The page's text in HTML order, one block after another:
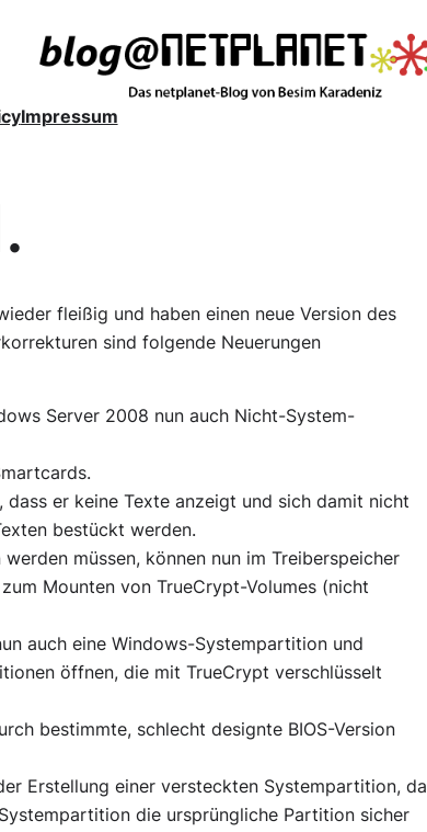
Impressum
fleißig und haben einen neue Version des
sind folgende Neuerungen
Server 2008 nun auch Nicht-System-
er keine Texte anzeigt und sich damit nicht
bestückt werden.
müssen, können nun im Treiberspeicher
Mounten von TrueCrypt-Volumes (nicht
auch eine Windows-Systempartition und
öffnen, die mit TrueCrypt verschlüsselt
bestimmte, schlecht designte BIOS-Version
Erstellung einer versteckten Systempartition, da
die ursprüngliche Partition sicher